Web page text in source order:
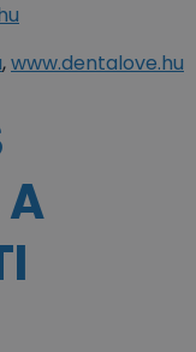
,www.dentalove.hu